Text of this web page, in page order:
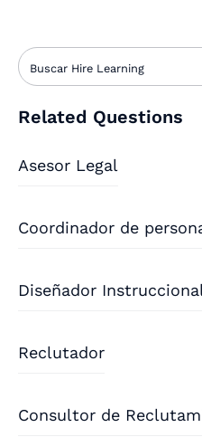
Related Questions
Asesor Legal
Coordinador de
Diseñador
Reclutador
Consultor de